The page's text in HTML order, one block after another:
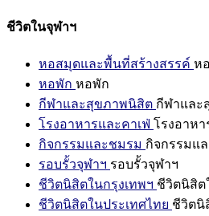
ชีวิตในจุฬาฯ
หอสมุดและพื้นที่สร้างสรรค์ ห
หอพัก หอพัก
กีฬาและสุขภาพนิสิต กีฬาและ
โรงอาหารและคาเฟ่ โรงอาหา
กิจกรรมและชมรม กิจกรรมแ
รอบรั้วจุฬาฯ รอบรั้วจุฬาฯ
ชีวิตนิสิตในกรุงเทพฯ ชีวิตนิสิต
ชีวิตนิสิตในประเทศไทย ชีวิตนิ